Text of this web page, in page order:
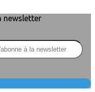
newsletter